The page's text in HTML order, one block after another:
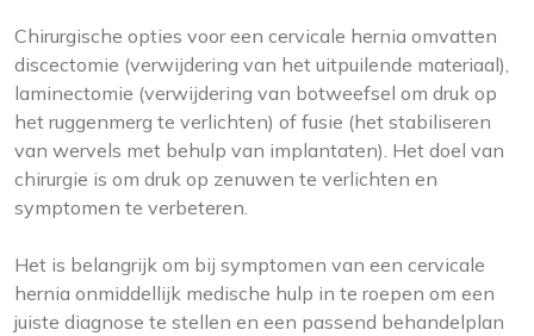
Chirurgische opties voor een cervicale hernia omvatten
discectomie (verwijdering van het uitpuilende materiaal),
laminectomie (verwijdering van botweefsel om druk op
het ruggenmerg te verlichten) of fusie (het stabiliseren
van wervels met behulp van implantaten). Het doel van
chirurgie is om druk op zenuwen te verlichten en
symptomen te verbeteren.
Het is belangrijk om bij symptomen van een cervicale
hernia onmiddellijk medische hulp in te roepen om een
juiste diagnose te stellen en een passend behandelplan